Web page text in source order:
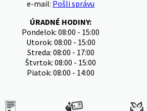
e-mail: Pošli správu
ÚRADNÉ HODINY:
Pondelok: 08:00 - 15:00
Utorok: 08:00 - 15:00
Streda: 08:00 - 17:00
Štvrtok: 08:00 - 15:00
Piatok: 08:00 - 14:00